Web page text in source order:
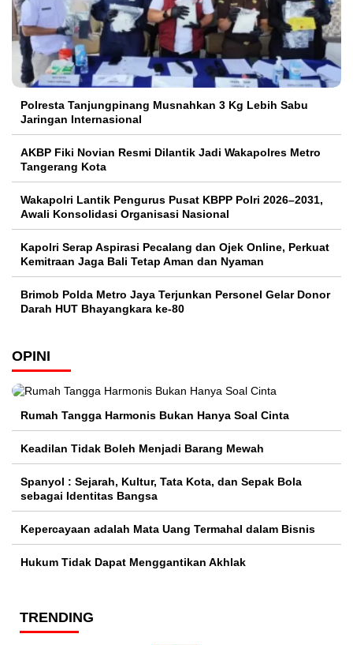
Polresta Tanjungpinang Musnahkan 3 Kg Lebih Sabu
Jaringan Internasional
AKBP Fiki Novian Resmi Dilantik Jadi Wakapolres Metro
Tangerang Kota
Wakapolri Lantik Pengurus Pusat KBPP Polri 2026–2031,
Awali Konsolidasi Organisasi Nasional
Kapolri Serap Aspirasi Pecalang dan Ojek Online, Perkuat
Kemitraan Jaga Bali Tetap Aman dan Nyaman
Brimob Polda Metro Jaya Terjunkan Personel Gelar Donor
Darah HUT Bhayangkara ke-80
OPINI
Rumah Tangga Harmonis Bukan Hanya Soal Cinta
Keadilan Tidak Boleh Menjadi Barang Mewah
Spanyol : Sejarah, Kultur, Tata Kota, dan Sepak Bola
sebagai Identitas Bangsa
Kepercayaan adalah Mata Uang Termahal dalam Bisnis
Hukum Tidak Dapat Menggantikan Akhlak
TRENDING